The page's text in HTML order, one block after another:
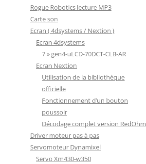
Rogue Robotics lecture MP3
Carte son
Ecran ( 4dsystems / Nextion )
Ecran 4dsystems
7 » gen4-uLCD-70DCT-CLB-AR
Ecran Nextion
Utilisation de la bibliothèque
officielle
Fonctionnement d’un bouton
poussoir
Décodage complet version RedOhm
Driver moteur pas à pas
Servomoteur Dynamixel
Servo Xm430-w350